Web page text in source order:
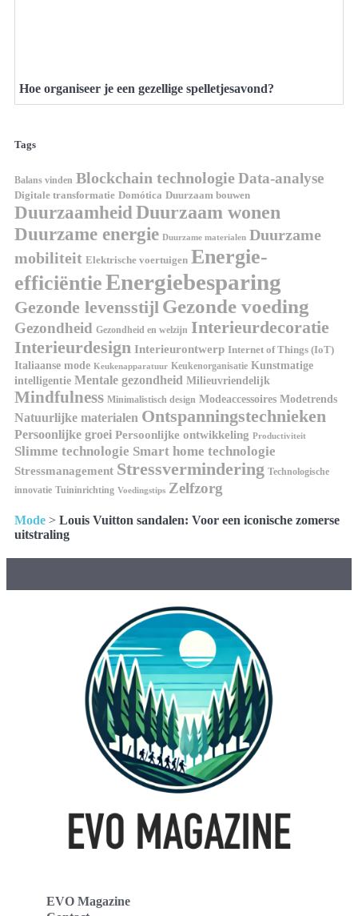
Hoe organiseer je een gezellige spelletjesavond?
Tags
Balans vinden Blockchain technologieData-analyse
Digitale transformatie Domótica Duurzaam bouwen
DuurzaamheidDuurzaam wonen
Duurzame energie Duurzame materialen Duurzame
mobiliteit Elektrische voertuigen Energie-
efficiëntieEnergiebesparing
Gezonde levensstijl Gezonde voeding
Gezondheid Gezondheid en welzijn Interieurdecoratie
Interieurdesign Interieurontwerp Internet of Things (IoT)
Italiaanse mode Keukenapparatuur Keukenorganisatie Kunstmatige
intelligentie Mentale gezondheid Milieuvriendelijk
Mindfulness Minimalistisch design Modeaccessoires Modetrends
Natuurlijke materialen Ontspanningstechnieken
Persoonlijke groei Persoonlijke ontwikkeling Productiviteit
Slimme technologie Smart home technologie
Stressmanagement Stressvermindering Technologische
innovatie Tuininrichting Voedingstips Zelfzorg
Mode > Louis Vuitton sandalen: Voor een iconische zomerse
uitstraling
EVO Magazine